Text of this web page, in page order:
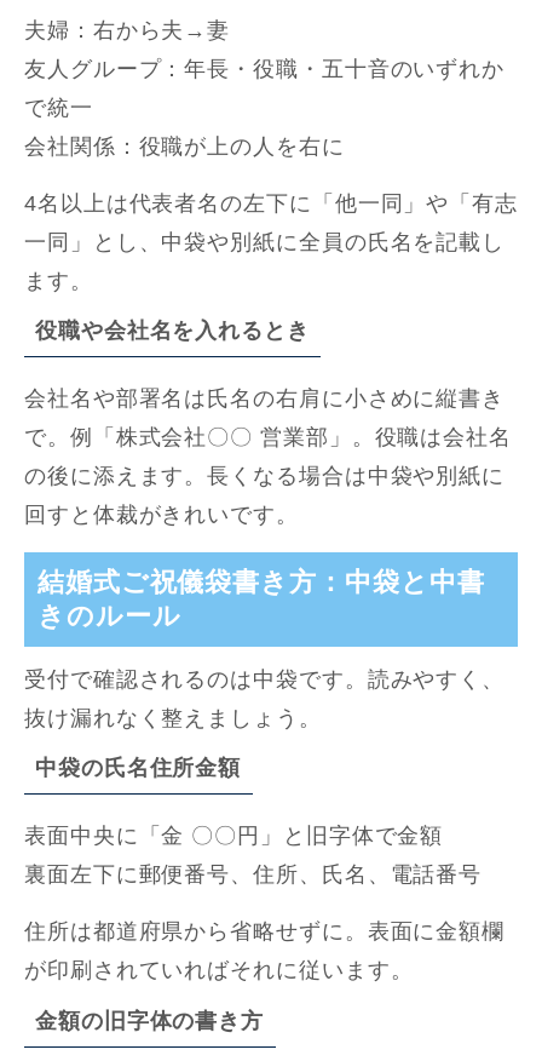
夫婦：右から夫→妻
友人グループ：年長・役職・五十音のいずれか
で統一
会社関係：役職が上の人を右に
4名以上は代表者名の左下に「他一同」や「有志
一同」とし、中袋や別紙に全員の氏名を記載し
ます。
役職や会社名を入れるとき
会社名や部署名は氏名の右肩に小さめに縦書き
で。例「株式会社〇〇 営業部」。役職は会社名
の後に添えます。長くなる場合は中袋や別紙に
回すと体裁がきれいです。
結婚式ご祝儀袋書き方：中袋と中書
きのルール
受付で確認されるのは中袋です。読みやすく、
抜け漏れなく整えましょう。
中袋の氏名住所金額
表面中央に「金 〇〇円」と旧字体で金額
裏面左下に郵便番号、住所、氏名、電話番号
住所は都道府県から省略せずに。表面に金額欄
が印刷されていればそれに従います。
金額の旧字体の書き方